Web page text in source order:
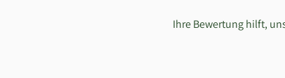
Ihre Bewertung hilft,